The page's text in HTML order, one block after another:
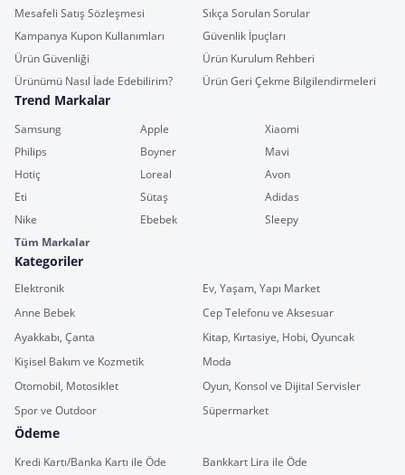
Mesafeli Satış Sözleşmesi
Sıkça Sorulan Sorular
Kampanya Kupon Kullanımları
Güvenlik İpuçları
Ürün Güvenliği
Ürün Kurulum Rehberi
Ürünümü Nasıl İade Edebilirim?
Ürün Geri Çekme Bilgilendirmeleri
Trend Markalar
Samsung Apple
Xiaomi
Philips
Boyner
Mavi
Hotiç
Loreal
Avon
Eti
Sütaş
Adidas
Nike
Ebebek
Sleepy
Tüm Markalar
Kategoriler
Elektronik
Ev, Yaşam, Yapı Market
Anne Bebek
Cep Telefonu ve Aksesuar
Ayakkabı, Çanta
Kitap, Kırtasiye, Hobi, Oyuncak
Kişisel Bakım ve Kozmetik
Moda
Otomobil, Motosiklet
Oyun, Konsol ve Dijital Servisler
Spor ve Outdoor
Süpermarket
Ödeme
Kredi Kartı/Banka Kartı ile Öde
Bankkart Lira ile Öde